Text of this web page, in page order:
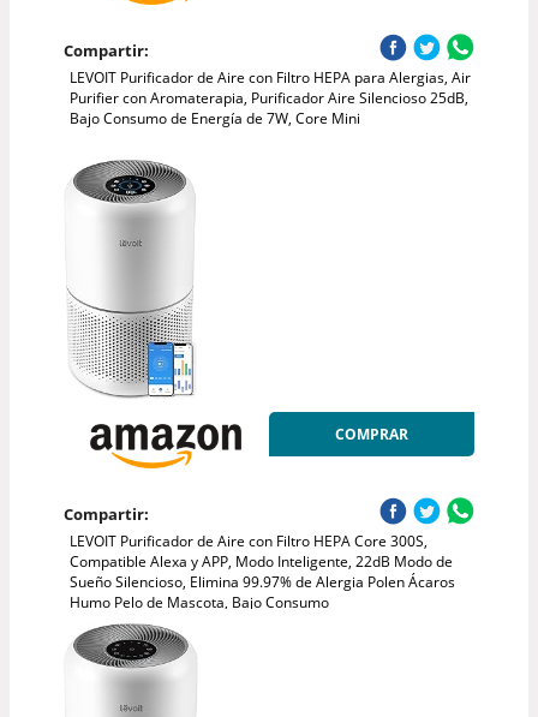
Compartir:
LEVOIT Purificador de Aire con Filtro HEPA para Alergias, Air
Purifier con Aromaterapia, Purificador Aire Silencioso 25dB,
Bajo Consumo de Energía de 7W, Core Mini
COMPRAR
Compartir:
LEVOIT Purificador de Aire con Filtro HEPA Core 300S,
Compatible Alexa y APP, Modo Inteligente, 22dB Modo de
Sueño Silencioso, Elimina 99.97% de Alergia Polen Ácaros
Humo Pelo de Mascota, Bajo Consumo